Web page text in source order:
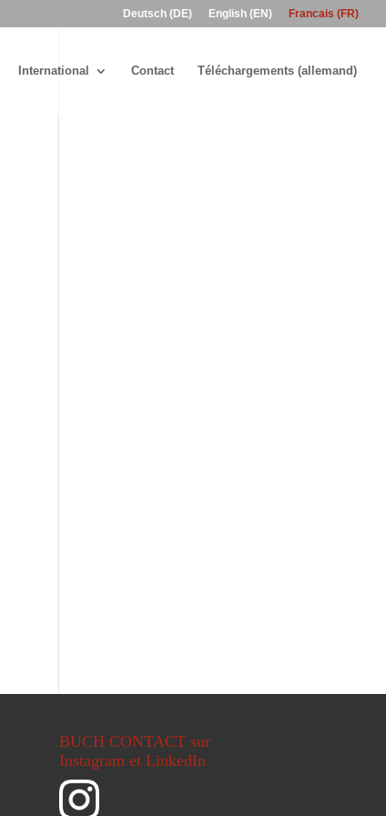
Deutsch (DE) English (EN) Francais (FR)
International Contact Téléchargements (allemand)
BUCH CONTACT sur
Instagram et LinkedIn